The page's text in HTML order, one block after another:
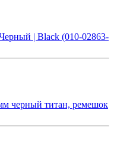
| Black (010-02863-
черный титан, ремешок